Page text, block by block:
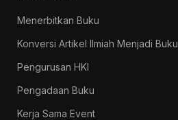
Menerbitkan Buku
Konversi Artikel Ilmiah Menjadi Buku
Pengurusan HKI
Pengadaan Buku
Kerja Sama Event